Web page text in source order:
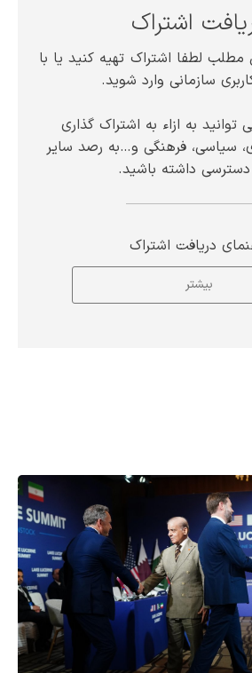
اشتراک
لطفا اشتراک تهیه کنید یا با
سازمانی وارد شوید.
به ازاء به اشتراک گذاری
سیاسی، فرهنگی و…به رصد سایر
دسترسی داشته باشید.
دریافت اشتراک
بیشتر